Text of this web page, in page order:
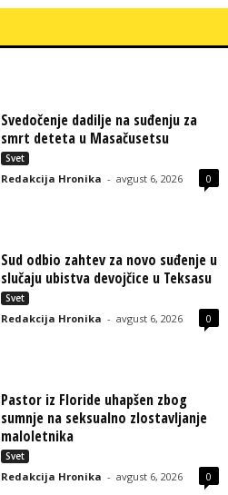
Svedočenje dadilje na suđenju za
smrt deteta u Masačusetsu
Svet
Redakcija Hronika - avgust 6, 2026 0
Sud odbio zahtev za novo suđenje u
slučaju ubistva devojčice u Teksasu
Svet
Redakcija Hronika - avgust 6, 2026 0
Pastor iz Floride uhapšen zbog
sumnje na seksualno zlostavljanje
maloletnika
Svet
Redakcija Hronika - avgust 6, 2026 0